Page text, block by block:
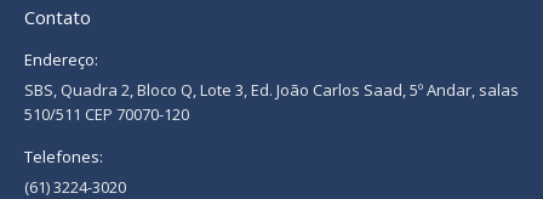
Contato
Endereço:
SBS, Quadra 2, Bloco Q, Lote 3, Ed. João Carlos Saad, 5º Andar, salas
510/511 CEP 70070-120
Telefones:
(61) 3224-3020